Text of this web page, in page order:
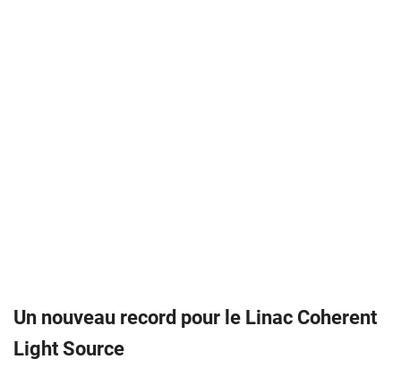
Un nouveau record pour le Linac Coherent
Light Source